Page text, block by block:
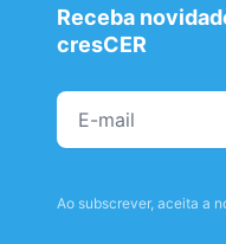
Receba
cresCER
Ao subscrever, aceita a